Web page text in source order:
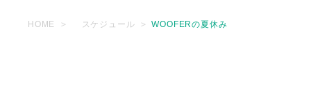
HOME スケジュール WOOFERの夏休み